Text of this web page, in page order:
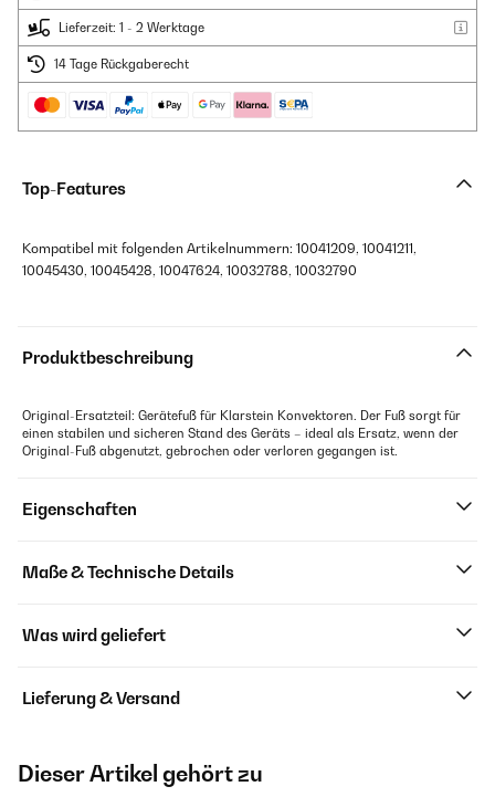
Lieferzeit: 1 - 2 Werktage
14 Tage Rückgaberecht
Top-Features
Kompatibel mit folgenden Artikelnummern: 10041209, 10041211,
10045430, 10045428, 10047624, 10032788, 10032790
Produktbeschreibung
Original-Ersatzteil: Gerätefuß für Klarstein Konvektoren. Der Fuß sorgt für
einen stabilen und sicheren Stand des Geräts – ideal als Ersatz, wenn der
Original-Fuß abgenutzt, gebrochen oder verloren gegangen ist.
Eigenschaften
Maße & Technische Details
Was wird geliefert
Lieferung & Versand
Dieser Artikel gehört zu